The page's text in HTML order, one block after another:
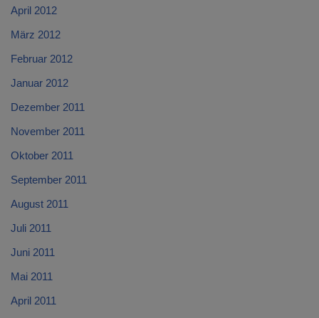
April 2012
März 2012
Februar 2012
Januar 2012
Dezember 2011
November 2011
Oktober 2011
September 2011
August 2011
Juli 2011
Juni 2011
Mai 2011
April 2011